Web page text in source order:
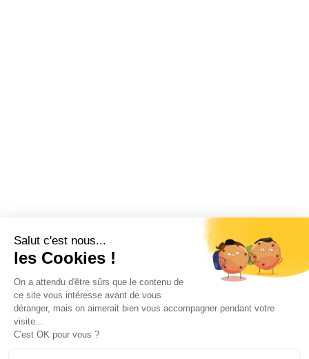
Salut c'est nous...
les Cookies !
On a attendu d'être sûrs que le contenu de
ce site vous intéresse avant de vous
déranger, mais on aimerait bien vous accompagner pendant votre
visite...
C'est OK pour vous ?